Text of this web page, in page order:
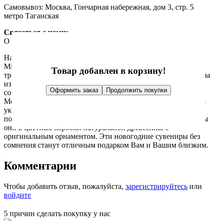
Самовывоз: Москва, Гончарная набережная, дом 3, стр. 5
метро Таганская
Связаться с нами:
О товаре
Набор из четырех елочных игрушек в деревянном футляре
Mister Christmas украсит Вашу новогоднюю елку в
традиционном стиле. Игрушки различной формы выполнены
из стекла. Средний размер украшения 9 см. Слегка
состаренная краска и милые изображения снеговика и Деда
Мороза делают такие елочные игрушки похожими на те, что
украшали наши елки в далеком детстве. Каждая игрушка
подвешена на ленту с логотипом Mister Christmas. Упакованы
они в цветные коробки натуральной древесины с
оригинальным орнаментом. Эти новогодние сувениры без
сомнения станут отличным подарком Вам и Вашим близким.
Комментарии
Чтобы добавить отзыв, пожалуйста, зарегистрируйтесь или
войдите
5 причин сделать покупку у нас
Товар добавлен в корзину!
Оформить заказ Продолжить покупки